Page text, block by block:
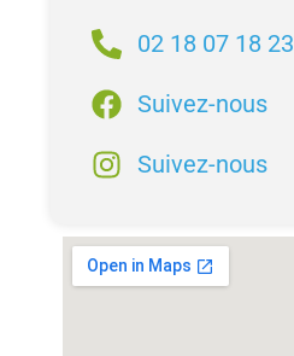
02 18 07 18 23
Suivez-nous
Suivez-nous